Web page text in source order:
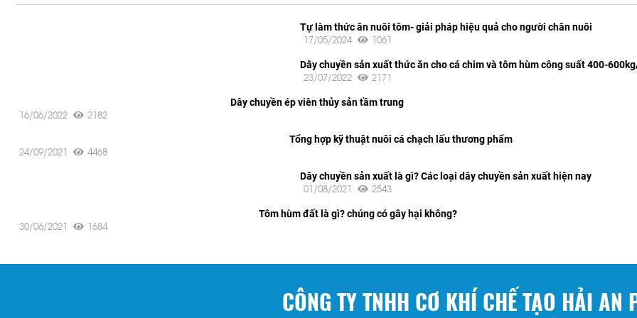
Tự làm thức ăn nuôi tôm- giải pháp hiệu quả cho người chăn nuôi
17/05/2024 1061
Dây chuyền sản xuất thức ăn cho cá chim và tôm hùm công suất 400-
23/07/2022 2171
Dây chuyền ép viên thủy sản tầm trung
16/06/2022 2182
Tổng hợp kỹ thuật nuôi cá chạch lấu thương phẩm
24/09/2021 4468
Dây chuyền sản xuất là gì? Các loại dây chuyền sản xuất hiện nay
01/08/2021 2543
Tôm hùm đất là gì? chúng có gây hại không?
30/06/2021 1684
CÔNG TY TNHH CƠ KHÍ CHẾ TẠO HẢI AN